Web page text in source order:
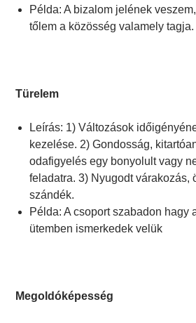
Példa: A bizalom jelének
tőlem a közösség valamely tagja.
Türelem
Leírás: 1) Változások
kezelése. 2) Gondosság,
odafigyelés egy bonyolult vagy
feladatra. 3) Nyugodt várakozás,
szándék.
Példa: A csoport szabadon hagy
ütemben ismerkedek velük
Megoldóképesség